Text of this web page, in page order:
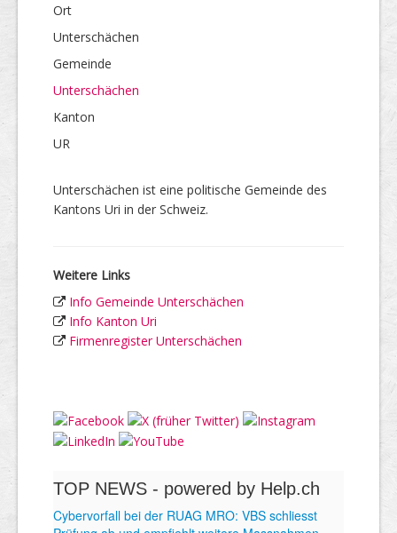
Ort
Unterschächen
Gemeinde
Unterschächen
Kanton
UR
Unterschächen ist eine politische Gemeinde des
Kantons Uri in der Schweiz.
Weitere Links
Info Gemeinde Unterschächen
Info Kanton Uri
Firmenregister Unterschächen